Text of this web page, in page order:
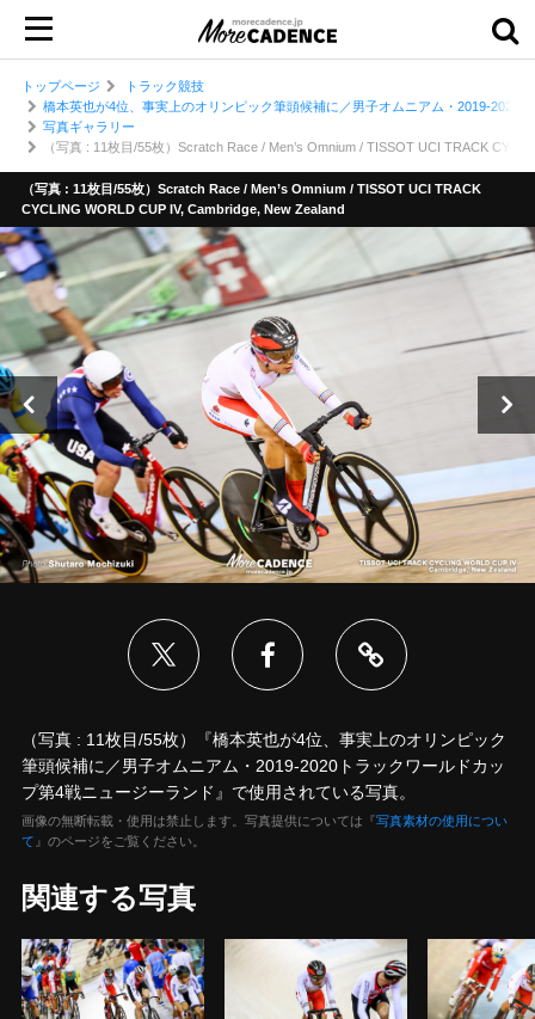
トップページ
トラック競技
橋本英也が4位、事実上のオリンピック筆頭候補に／男子オムニアム・2019-2020
写真ギャラリー
（写真 : 11枚目/55枚）Scratch Race / Men’s Omnium / TISSOT UCI TRACK
（写真 : 11枚目/55枚）Scratch Race / Men’s Omnium / TISSOT UCI TRACK
CYCLING WORLD CUP IV, Cambridge, New Zealand
（写真 : 11枚目/55枚）『橋本英也が4位、事実上のオリンピック
筆頭候補に／男子オムニアム・2019-2020トラックワールドカッ
プ第4戦ニュージーランド』で使用されている写真。
画像の無断転載・使用は禁止します。写真提供については『写真素材の使用につい
て 』のページをご覧ください。
関連する写真